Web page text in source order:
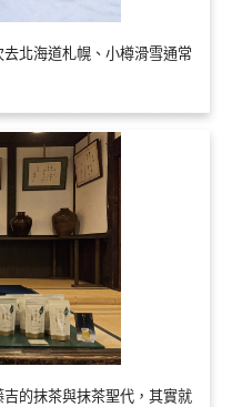
北海道札幌、小樽滑雪通常
的抹茶與抹茶聖代，其實就